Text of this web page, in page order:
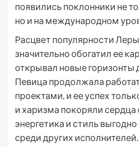
появились поклонники не
но и на международном
Расцвет популярности
значительно обогатил ее
открывал новые горизонты
Певица продолжала
проектами, и ее успех
и харизма покоряли сердца
энергетика и стиль
среди других исполнителей.